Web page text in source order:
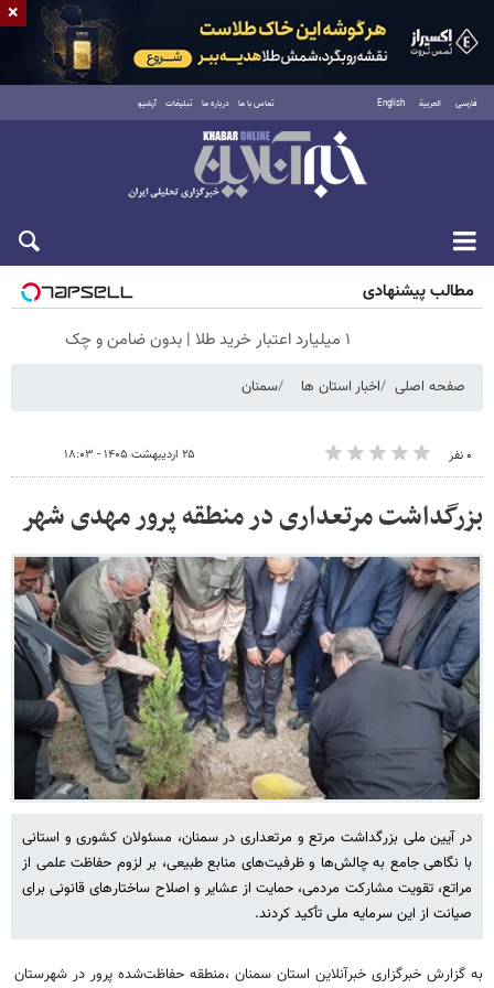
فارسی العربية English تماس با ما درباره ما تبلیغات آرشیو
پنجشنبه ۱۵ مرداد ۱۴۰۵
مطالب پیشنهادی
۱ میلیارد اعتبار خرید طلا | بدون ضامن و چک
صفحه اصلی اخبار استان ها سمنان
۰ نفر ۲۵ اردیبهشت ۱۴۰۵ - ۱۸:۰۳
بزرگداشت مرتعداری در منطقه پرور مهدی شهر
در آیین ملی بزرگداشت مرتع و مرتعداری در سمنان، مسئولان کشوری و استانی
با نگاهی جامع به چالش‌ها و ظرفیت‌های منابع طبیعی، بر لزوم حفاظت علمی از
مراتع، تقویت مشارکت مردمی، حمایت از عشایر و اصلاح ساختارهای قانونی برای
صیانت از این سرمایه ملی تأکید کردند.
به گزارش خبرگزاری خبرآنلاین استان سمنان ،منطقه حفاظت‌شده پرور در شهرستان
×